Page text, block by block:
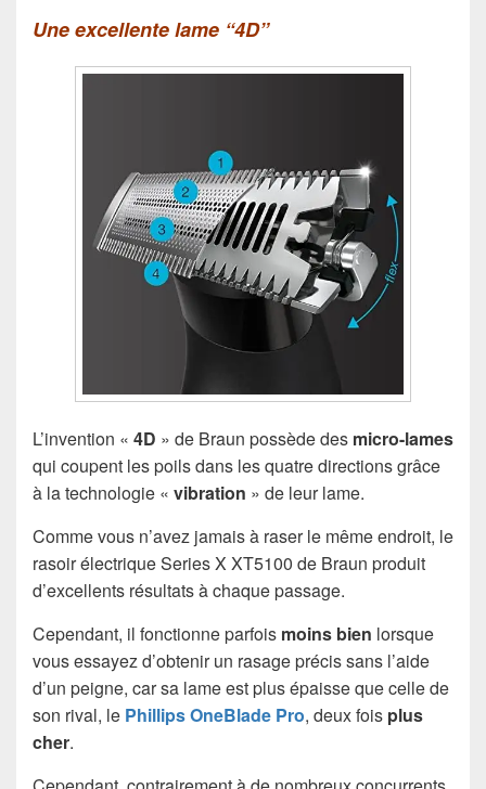
Une excellente lame “4D”
L’invention « 4D » de Braun possède des micro-lames
qui coupent les poils dans les quatre directions grâce
à la technologie « vibration » de leur lame.
Comme vous n’avez jamais à raser le même endroit, le
rasoir électrique Series X XT5100 de Braun produit
d’excellents résultats à chaque passage.
Cependant, il fonctionne parfois moins bien lorsque
vous essayez d’obtenir un rasage précis sans l’aide
d’un peigne, car sa lame est plus épaisse que celle de
son rival, le Phillips OneBlade Pro, deux fois plus
cher.